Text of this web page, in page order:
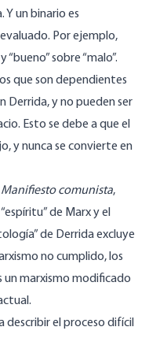
Y un binario es
Por ejemplo,
“bueno” sobre “malo”.
que son dependientes
y no pueden ser
Esto se debe a que el
y nunca se convierte en
Manifiesto comunista,
de Marx y el
de Derrida excluye
no cumplido, los
un marxismo modificado
describir el proceso difícil